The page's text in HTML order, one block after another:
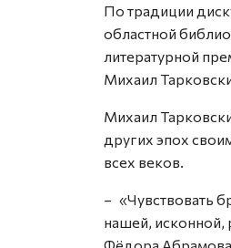
По традиции
областной
литературной
Михаил
Михаил
других эпох
всех веков.
– «Чувствовать
нашей, исконной,
Фёдора